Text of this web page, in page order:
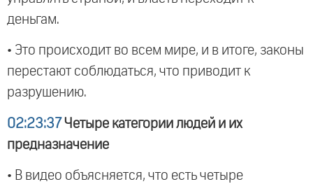
деньгам.
• Это происходит во всем мире, и в итоге, законы
перестают соблюдаться, что приводит к
разрушению.
02:23:37 Четыре категории людей и их
предназначение
• В видео объясняется, что есть четыре